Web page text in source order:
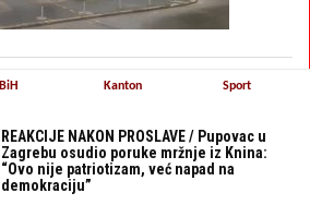
REAKCIJE NAKON PROSLAVE / Pupovac u
Zagrebu osudio poruke mržnje iz Knina:
“Ovo nije patriotizam, već napad na
demokraciju”
BiH Kanton Sport